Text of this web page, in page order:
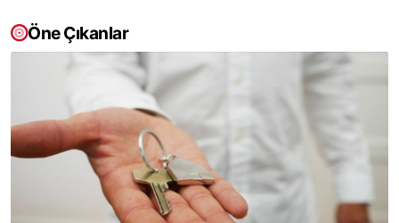
Öne Çıkanlar